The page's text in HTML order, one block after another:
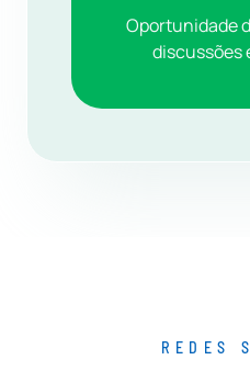
Oportunidade
discussões
REDES